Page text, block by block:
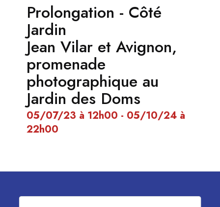
Prolongation - Côté
Jardin
Jean Vilar et Avignon,
promenade
photographique au
Jardin des Doms
05/07/23 à 12h00 - 05/10/24 à
22h00